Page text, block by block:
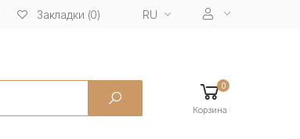
Закладки (0) RU
0
Корзина